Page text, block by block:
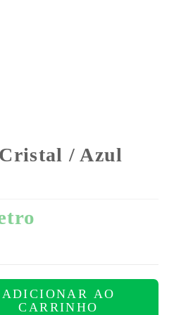
/ Azul
ADICIONAR AO
CARRINHO